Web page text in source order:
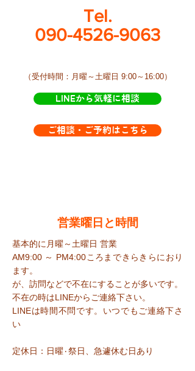
Tel.
090-4526-9063
​（受付時間：月曜～土曜日 9:00～16:00）
LINEから気軽に相談
ご相談・ご予約はこちら
​営業曜日と時間
基本的に月曜～土曜日 営業
AM9:00 ～ PM4:00ころまで​きらきらにおり
ます。
が、訪問などで不在にすることが多いです。
​不在の時はLINEからご連絡下さい。
​LINEは時間不問です。いつでもご連絡下さ
い
定休日：日曜٠祭日、急遽休む日あり